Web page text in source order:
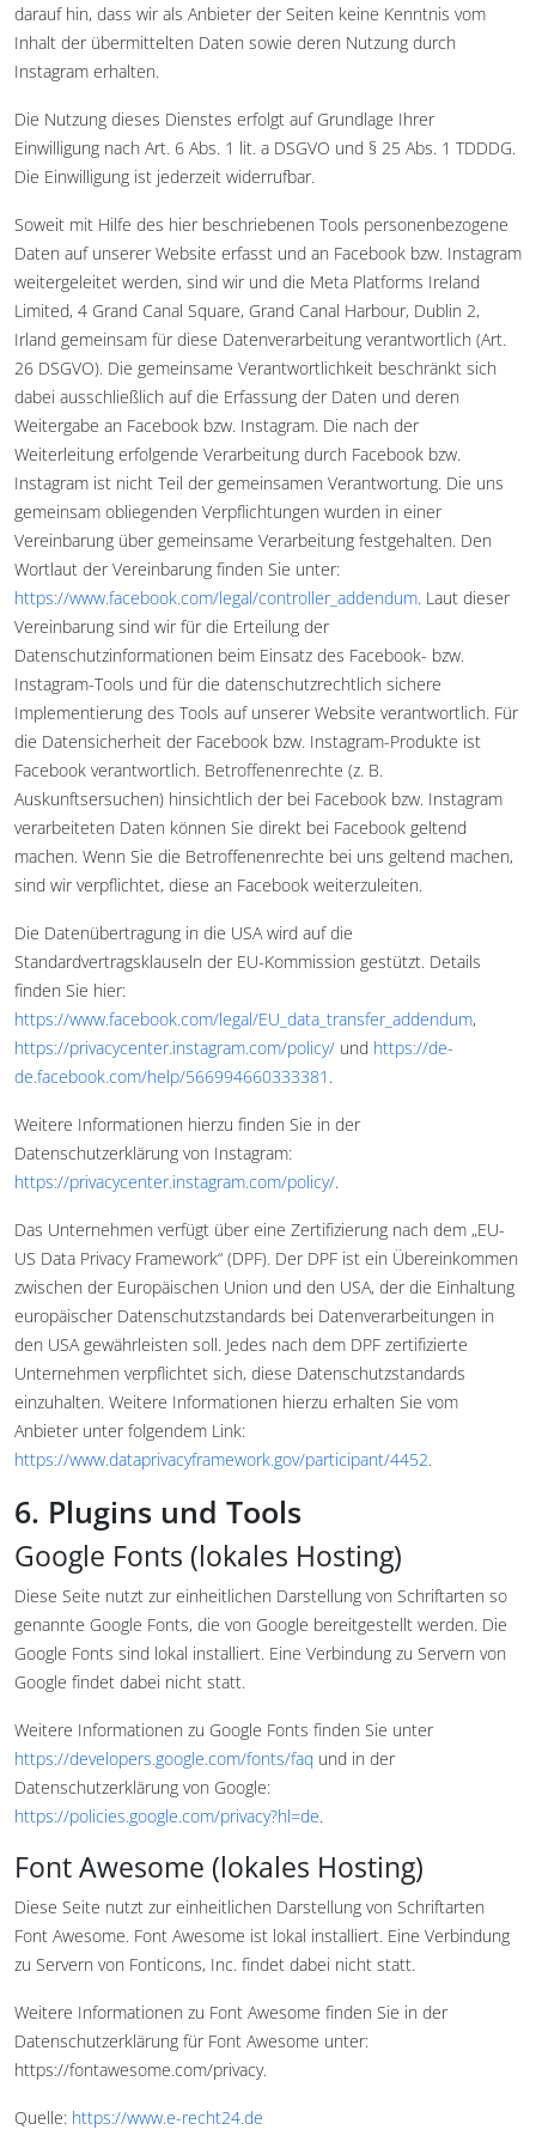
darauf hin, dass wir als Anbieter der Seiten keine Kenntnis vom
Inhalt der übermittelten Daten sowie deren Nutzung durch
Instagram erhalten.
Die Nutzung dieses Dienstes erfolgt auf Grundlage Ihrer
Einwilligung nach Art. 6 Abs. 1 lit. a DSGVO und § 25 Abs. 1 TDDDG.
Die Einwilligung ist jederzeit widerrufbar.
Soweit mit Hilfe des hier beschriebenen Tools personenbezogene
Daten auf unserer Website erfasst und an Facebook bzw. Instagram
weitergeleitet werden, sind wir und die Meta Platforms Ireland
Limited, 4 Grand Canal Square, Grand Canal Harbour, Dublin 2,
Irland gemeinsam für diese Datenverarbeitung verantwortlich (Art.
26 DSGVO). Die gemeinsame Verantwortlichkeit beschränkt sich
dabei ausschließlich auf die Erfassung der Daten und deren
Weitergabe an Facebook bzw. Instagram. Die nach der
Weiterleitung erfolgende Verarbeitung durch Facebook bzw.
Instagram ist nicht Teil der gemeinsamen Verantwortung. Die uns
gemeinsam obliegenden Verpflichtungen wurden in einer
Vereinbarung über gemeinsame Verarbeitung festgehalten. Den
Wortlaut der Vereinbarung finden Sie unter:
https://www.facebook.com/legal/controller_addendum. Laut dieser
Vereinbarung sind wir für die Erteilung der
Datenschutzinformationen beim Einsatz des Facebook- bzw.
Instagram-Tools und für die datenschutzrechtlich sichere
Implementierung des Tools auf unserer Website verantwortlich. Für
die Datensicherheit der Facebook bzw. Instagram-Produkte ist
Facebook verantwortlich. Betroffenenrechte (z. B.
Auskunftsersuchen) hinsichtlich der bei Facebook bzw. Instagram
verarbeiteten Daten können Sie direkt bei Facebook geltend
machen. Wenn Sie die Betroffenenrechte bei uns geltend machen,
sind wir verpflichtet, diese an Facebook weiterzuleiten.
Die Datenübertragung in die USA wird auf die
Standardvertragsklauseln der EU-Kommission gestützt. Details
finden Sie hier:
https://www.facebook.com/legal/EU_data_transfer_addendum,
https://privacycenter.instagram.com/policy/ und https://de-
de.facebook.com/help/566994660333381 .
Weitere Informationen hierzu finden Sie in der
Datenschutzerklärung von Instagram:
https://privacycenter.instagram.com/policy/.
Das Unternehmen verfügt über eine Zertifizierung nach dem „EU-
US Data Privacy Framework“ (DPF). Der DPF ist ein Übereinkommen
zwischen der Europäischen Union und den USA, der die Einhaltung
europäischer Datenschutzstandards bei Datenverarbeitungen in
den USA gewährleisten soll. Jedes nach dem DPF zertifizierte
Unternehmen verpflichtet sich, diese Datenschutzstandards
einzuhalten. Weitere Informationen hierzu erhalten Sie vom
Anbieter unter folgendem Link:
https://www.dataprivacyframework.gov/participant/4452.
6. Plugins und Tools
Google Fonts (lokales Hosting)
Diese Seite nutzt zur einheitlichen Darstellung von Schriftarten so
genannte Google Fonts, die von Google bereitgestellt werden. Die
Google Fonts sind lokal installiert. Eine Verbindung zu Servern von
Google findet dabei nicht statt.
Weitere Informationen zu Google Fonts finden Sie unter
https://developers.google.com/fonts/faq und in der
Datenschutzerklärung von Google:
https://policies.google.com/privacy?hl=de.
Font Awesome (lokales Hosting)
Diese Seite nutzt zur einheitlichen Darstellung von Schriftarten
Font Awesome. Font Awesome ist lokal installiert. Eine Verbindung
zu Servern von Fonticons, Inc. findet dabei nicht statt.
Weitere Informationen zu Font Awesome finden Sie in der
Datenschutzerklärung für Font Awesome unter:
https://fontawesome.com/privacy.
Quelle: https://www.e-recht24.de